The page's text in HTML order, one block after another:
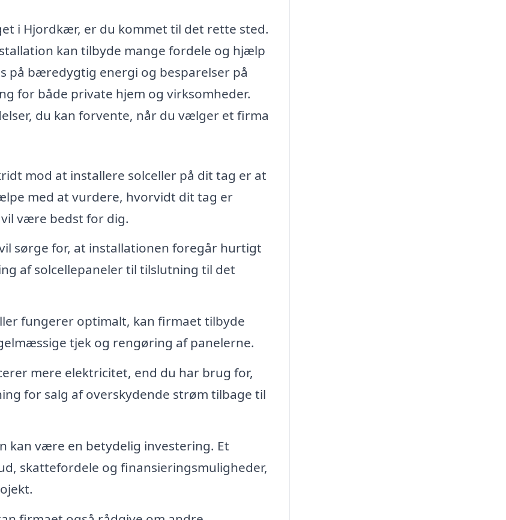
i Hjordkær, er du kommet til det rette sted.
kan tilbyde mange fordele og hjælp
på bæredygtig energi og besparelser på
for både private hjem og virksomheder.
du kan forvente, når du vælger et firma
mod at installere solceller på dit tag er at
med at vurdere, hvorvidt dit tag er
være bedst for dig.
sørge for, at installationen foregår hurtigt
af solcellepaneler til tilslutning til det
fungerer optimalt, kan firmaet tilbyde
tjek og rengøring af panelerne.
mere elektricitet, end du har brug for,
for salg af overskydende strøm tilbage til
kan være en betydelig investering. Et
skattefordele og finansieringsmuligheder,